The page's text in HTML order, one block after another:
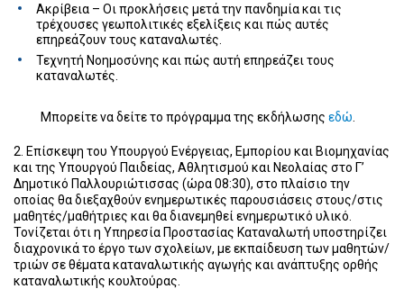
Ακρίβεια – Οι προκλήσεις μετά την πανδημία και τις
τρέχουσες γεωπολιτικές εξελίξεις και πώς αυτές
επηρεάζουν τους καταναλωτές.
Τεχνητή Νοημοσύνης και πώς αυτή επηρεάζει τους
καταναλωτές.
Μπορείτε να δείτε το πρόγραμμα της εκδήλωσης εδώ
2. Επίσκεψη του Υπουργού Ενέργειας, Εμπορίου και Βιομηχανίας
και της Υπουργού Παιδείας, Αθλητισμού και Νεολαίας στο Γ’
Δημοτικό Παλλουριώτισσας (ώρα 08:30), στο πλαίσιο την
οποίας θα διεξαχθούν ενημερωτικές παρουσιάσεις στους/στις
μαθητές/μαθήτριες και θα διανεμηθεί ενημερωτικό υλικό.
Τονίζεται ότι η Υπηρεσία Προστασίας Καταναλωτή υποστηρίζει
διαχρονικά το έργο των σχολείων, με εκπαίδευση των μαθητών/
τριών σε θέματα καταναλωτικής αγωγής και ανάπτυξης ορθής
καταναλωτικής κουλτούρας.